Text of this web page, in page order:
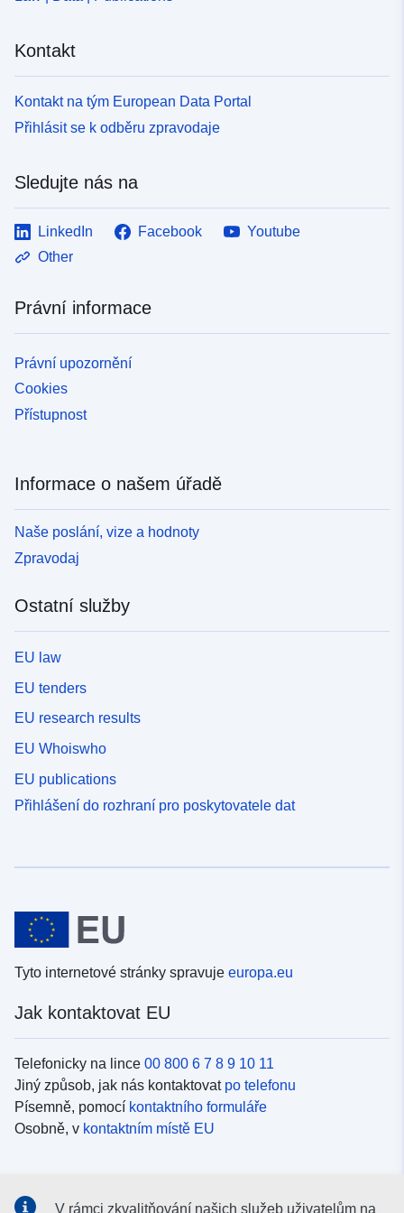
Kontakt
Kontakt na tým European Data Portal
Přihlásit se k odběru zpravodaje
Sledujte nás na
LinkedIn Facebook
Youtube
Other
Právní informace
Právní upozornění
Cookies
Přístupnost
Informace o našem úřadě
Naše poslání, vize a hodnoty
Zpravodaj
Ostatní služby
EU law
EU tenders
EU research results
EU Whoiswho
EU publications
Přihlášení do rozhraní pro poskytovatele dat
Tyto internetové stránky spravuje europa.eu
Jak kontaktovat EU
Telefonicky na lince 00 800 6 7 8 9 10 11
Jiný způsob, jak nás kontaktovat po telefonu
Písemně, pomocí kontaktního formuláře
Osobně, v kontaktním místě EU
V rámci zkvalitňování našich služeb uživatelům na